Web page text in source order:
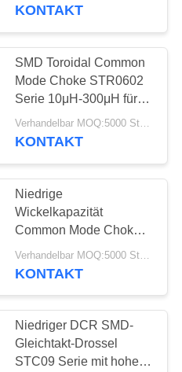
56
und
KONTAKT
SMD Toroidal Common
Mode Choke STR0602
Serie 10μH-300μH für
Stromversorgungen im
Schaltmodus
Verhandelbar MOQ:5000 Stück
KONTAKT
Niedrige
Wickelkapazität
Common Mode Choke
STR0903 Serie UL94-
V0 zur Unterdrückung
KONTAKT
Niedriger DCR SMD-
Gleichtakt-Drossel
STC09 Serie mit hohem